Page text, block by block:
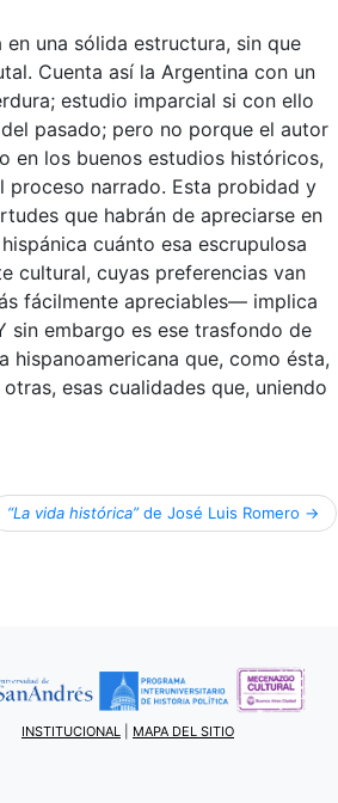
una sólida estructura, sin que
Cuenta así la Argentina con un
estudio imparcial si con ello
pasado; pero no porque el autor
en los buenos estudios históricos,
proceso narrado. Esta probidad y
que habrán de apreciarse en
cuánto esa escrupulosa
cultural, cuyas preferencias van
fácilmente apreciables— implica
sin embargo es ese trasfondo de
que, como ésta,
esas cualidades que, uniendo
“La vida histórica”de José Luis Romero
INSTITUCIONAL MAPA DEL SITIO